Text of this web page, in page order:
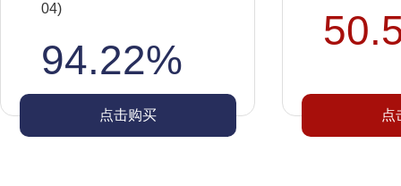
04)
94.22%
点击购买 点